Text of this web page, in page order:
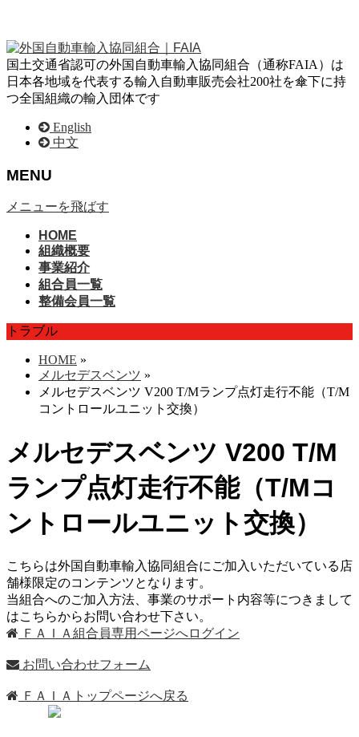
国土交通省認可の外国自動車輸入協同組合（通称FAIA）は
日本各地域を代表する輸入自動車販売会社200社を傘下に持
つ全国組織の輸入団体です
English
中文
MENU
メニューを飛ばす
HOME
組織概要
事業紹介
組合員一覧
整備会員一覧
トラブル
HOME »
メルセデスベンツ »
メルセデスベンツ V200 T/Mランプ点灯走行不能（T/M
コントロールユニット交換）
メルセデスベンツ V200 T/M
ランプ点灯走行不能（T/Mコ
ントロールユニット交換）
こちらは外国自動車輸入協同組合にご加入いただいている店
舗様限定のコンテンツとなります。
当組合へのご加入方法、事業のサポート内容等につきまして
はこちらからお問い合わせ下さい。
ＦＡＩＡ組合員専用ページへログイン
お問い合わせフォーム
ＦＡＩＡトップページへ戻る